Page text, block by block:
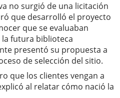
no surgió de una licitación
que desarrolló el proyecto
que se evaluaban
futura biblioteca
presentó su propuesta a
de selección del sitio.
que los clientes vengan a
al relatar cómo nació la